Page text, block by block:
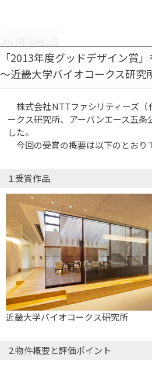
2013年10月1日
「2013年度グッドデザイン賞
～近畿大学バイオコークス研
株式会社NTTファシリティーズ
ークス研究所、アーバンエース五
した。
今回の受賞の概要は以下のとおり
1.受賞作品
近畿大学バイオコークス研究所
2.物件概要と評価ポイント